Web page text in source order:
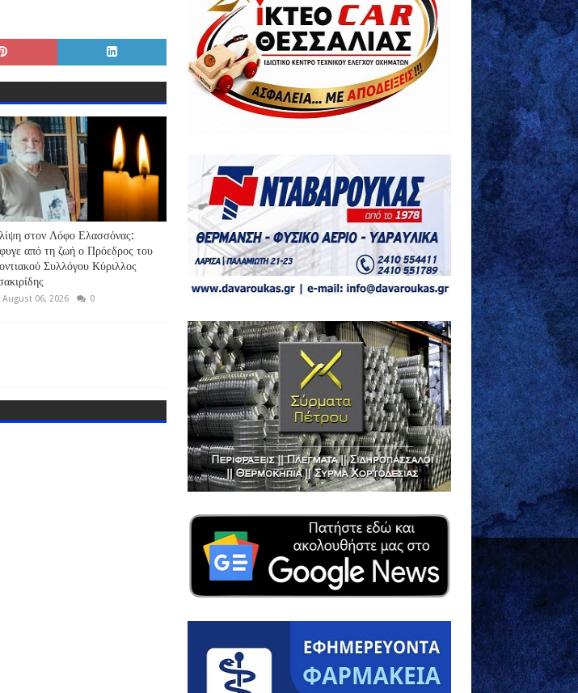
στον Λόφο Ελασσόνας:
από τη ζωή ο Πρόεδρος του
Συλλόγου Κύριλλος
August 06, 2026 0